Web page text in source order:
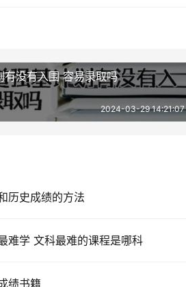
有没有入围 容易录取吗
2024-03-29 14:21:07
历史成绩的方法
难学 文科最难的课程是哪科
绩书籍